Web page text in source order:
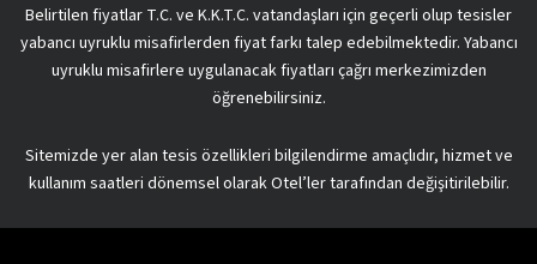
Belirtilen fiyatlar T.C. ve K.K.T.C. vatandaşları için geçerli olup tesisler
yabancı uyruklu misafirlerden fiyat farkı talep edebilmektedir. Yabancı
uyruklu misafirlere uygulanacak fiyatları çağrı merkezimizden
öğrenebilirsiniz.
Sitemizde yer alan tesis özellikleri bilgilendirme amaçlıdır, hizmet ve
kullanım saatleri dönemsel olarak Otel’ler tarafından değişitirilebilir.